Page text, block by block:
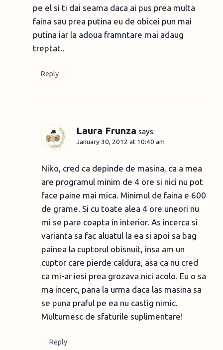
pe el si ti dai seama daca ai pus prea multa
faina sau prea putina eu de obicei pun mai
putina iar la adoua framntare mai adaug
treptat..
Reply
Laura Frunza says:
January 30, 2012 at 10:40 am
Niko, cred ca depinde de masina, ca a mea
are programul minim de 4 ore si nici nu pot
face paine mai mica. Minimul de faina e 600
de grame. Si cu toate alea 4 ore uneori nu
mi se pare coapta in interior. As incerca si
varianta sa fac aluatul la ea si apoi sa bag
painea la cuptorul obisnuit, insa am un
cuptor care pierde caldura, asa ca nu cred
ca mi-ar iesi prea grozava nici acolo. Eu o sa
ma incerc, pana la urma daca las masina sa
se puna praful pe ea nu castig nimic.
Multumesc de sfaturile suplimentare!
Reply